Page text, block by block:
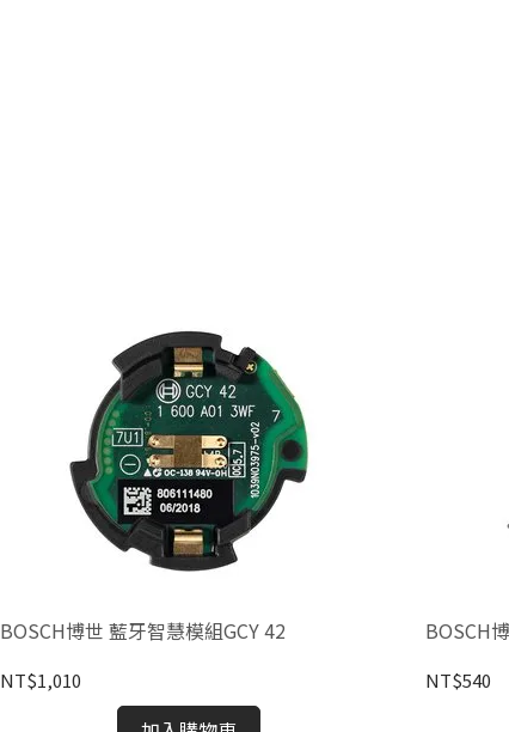
BOSCH博世 藍牙智慧模組GCY 42
NT$1,010
BOSCH
NT$540